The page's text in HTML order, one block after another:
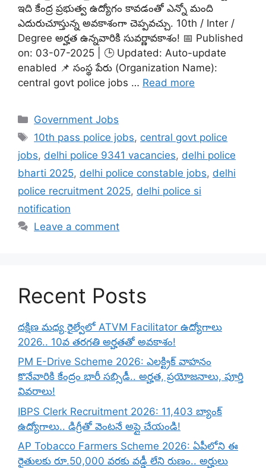
ఇది కేంద్ర ప్రభుత్వ ఉద్యోగం కావడంతో ఎన్నో మంది
ఎదురుచూస్తున్న అవకాశంగా చెప్పవచ్చు. 10th / Inter /
Degree అర్హత ఉన్నవారికి సువర్ణావకాశం! 📅 Published
on: 03-07-2025 | 🕒 Updated: Auto-update
enabled 📌 సంస్థ పేరు (Organization Name):
central govt police jobs … Read more
Categories
Government Jobs
Tags
10th pass police jobs, central govt police
jobs, delhi police 9341 vacancies, delhi police
bharti 2025, delhi police constable jobs, delhi
police recruitment 2025, delhi police si
notification
Leave a comment
Recent Posts
దక్షిణ మధ్య రైల్వేలో ATVM Facilitator ఉద్యోగాలు
2026.. 10వ తరగతి అర్హతతో అవకాశం!
PM E-Drive Scheme 2026: ఎలక్ట్రిక్ వాహనం
కొనేవారికి కేంద్రం భారీ సబ్సిడీ.. అర్హత, ప్రయోజనాలు, పూర్తి
వివరాలు!
IBPS Clerk Recruitment 2026: 11,403 బ్యాంక్
ఉద్యోగాలు.. డిగ్రీతో వెంటనే అప్లై చేయండి!
AP Tobacco Farmers Scheme 2026: ఏపీలోని ఈ
రైతులకు రూ.50,000 వరకు వడ్డీ లేని రుణం.. అర్హులు